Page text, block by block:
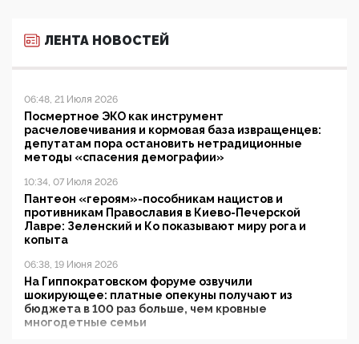
ЛЕНТА НОВОСТЕЙ
06:48, 21 Июля 2026
Посмертное ЭКО как инструмент
расчеловечивания и кормовая база извращенцев:
депутатам пора остановить нетрадиционные
методы «спасения демографии»
10:34, 07 Июля 2026
Пантеон «героям»-пособникам нацистов и
противникам Православия в Киево-Печерской
Лавре: Зеленский и Ко показывают миру рога и
копыта
06:38, 19 Июня 2026
На Гиппократовском форуме озвучили
шокирующее: платные опекуны получают из
бюджета в 100 раз больше, чем кровные
многодетные семьи